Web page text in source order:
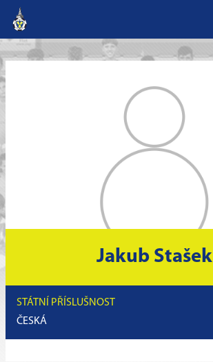
Jakub Stašek
STÁTNÍ PŘÍSLUŠNOST
ČESKÁ